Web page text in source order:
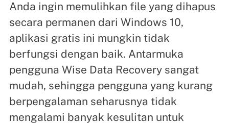
Anda ingin memulihkan file yang dihapus
secara permanen dari Windows 10,
aplikasi gratis ini mungkin tidak
berfungsi dengan baik. Antarmuka
pengguna Wise Data Recovery sangat
mudah, sehingga pengguna yang kurang
berpengalaman seharusnya tidak
mengalami banyak kesulitan untuk